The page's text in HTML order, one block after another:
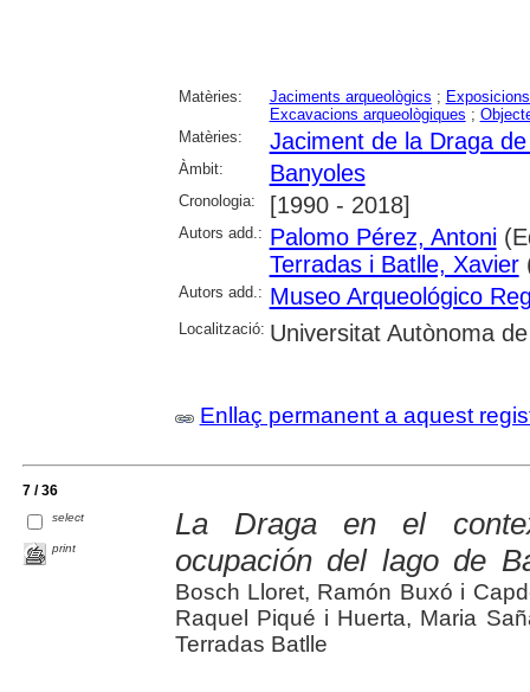
Matèries: Jaciments arqueològics ;
Excavacions arqueològiques ;
Matèries:
Jaciment de la Draga
Àmbit: Banyoles
Cronologia: [1990 - 2018]
Autors add.: Palomo Pérez, Antoni
Terradas i Batlle, Xavier
Autors add.: Museo Arqueológico
Localització: Universitat Autònoma
Enllaç permanent a aquest
7 / 36
select
print
La Draga en el
ocupación del lago de
Bosch Lloret, Ramón Buxó i
Raquel Piqué i Huerta, Maria
Terradas Batlle